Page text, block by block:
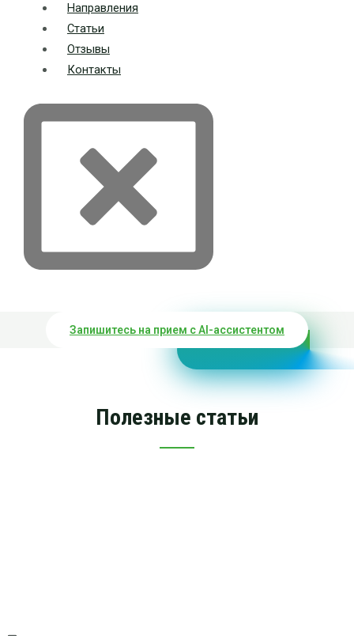
Направления
Статьи
Отзывы
Контакты
Запишитесь на прием с AI-ассистентом
Полезные статьи